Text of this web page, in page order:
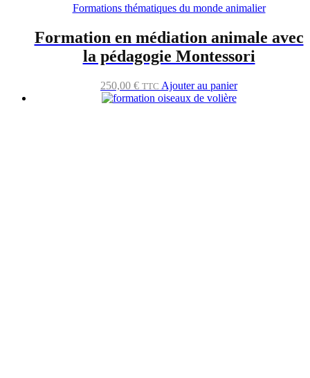
Formations thématiques du monde animalier
Formation en médiation animale avec
la pédagogie Montessori
250,00 € TTC Ajouter au panier